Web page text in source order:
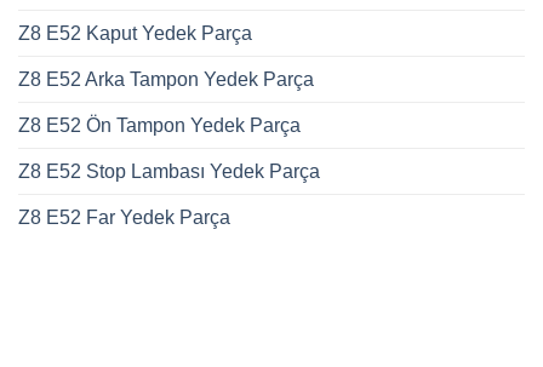
Z8 E52 Kaput Yedek Parça
Z8 E52 Arka Tampon Yedek Parça
Z8 E52 Ön Tampon Yedek Parça
Z8 E52 Stop Lambası Yedek Parça
Z8 E52 Far Yedek Parça